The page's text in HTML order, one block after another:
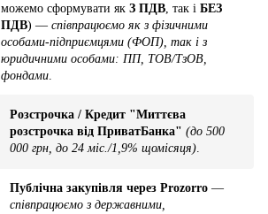
можемо сформувати як З ПДВ , так і БЕЗ
ПДВ) — співпрацюємо як з фізичними
особами-підприємцями (ФОП), так і з
юридичними особами: ПП, ТОВ/ТзОВ,
фондами
Розстрочка / Кредит "Миттєва
розстрочка від ПриватБанка" (до 500
000 грн, до 24 міс./1,9% щомісяця).
Публічна закупівля через Prozorro —
співпрацюємо з державними,